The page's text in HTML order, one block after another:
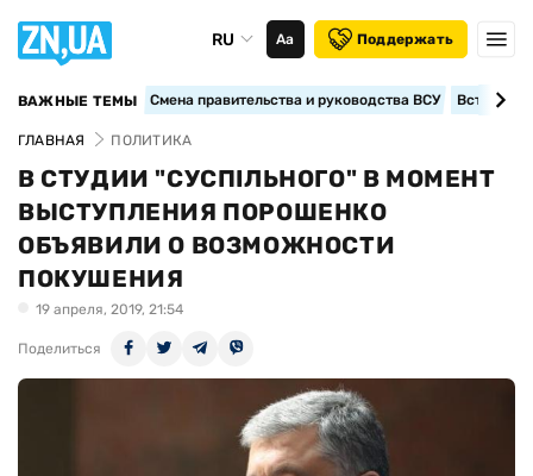
RU Аа Поддержать
ВАЖНЫЕ ТЕМЫ Смена правительства и руководства ВСУ
ГЛАВНАЯ ПОЛИТИКА
В СТУДИИ "СУСПІЛЬНОГО" В МОМЕНТ
ВЫСТУПЛЕНИЯ ПОРОШЕНКО
ОБЪЯВИЛИ О ВОЗМОЖНОСТИ
ПОКУШЕНИЯ
19 апреля, 2019, 21:54
Поделиться